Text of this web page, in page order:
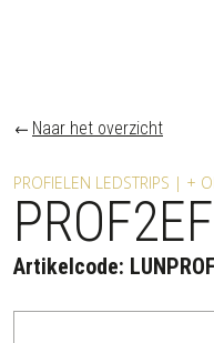
Naar het overzicht
PROFIELEN LEDSTRIPS | +
PROF2EF
Artikelcode: